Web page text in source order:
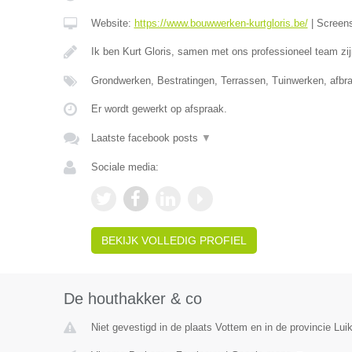
Website: https://www.bouwwerken-kurtgloris.be/|
Ik ben Kurt Gloris, samen met ons professioneel team
Grondwerken, Bestratingen, Terrassen, Tuinwerken,
Er wordt gewerkt op afspraak.
Laatste facebook posts ▼
Sociale media:
BEKIJK VOLLEDIG PROFIEL
De houthakker & co
Niet gevestigd in de plaats Vottem en in de provincie